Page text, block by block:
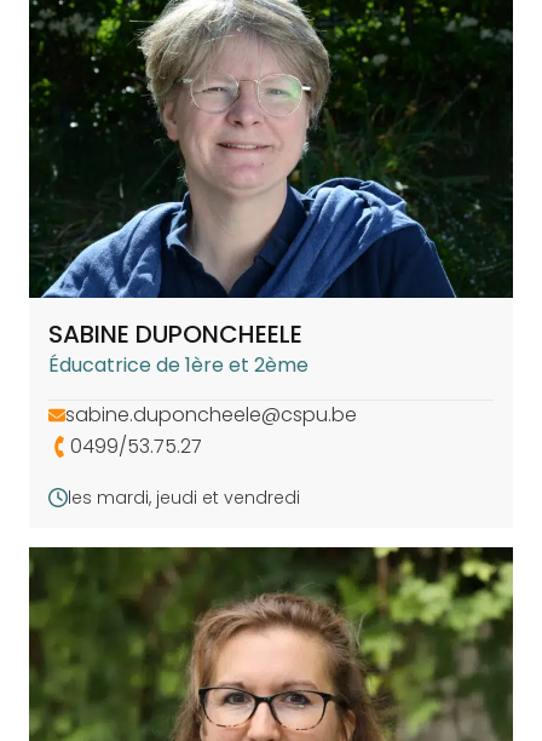
SABINE DUPONCHEELE
Éducatrice de 1ère et 2ème
sabine.duponcheele@cspu.be
0499/53.75.27
les mardi, jeudi et vendredi